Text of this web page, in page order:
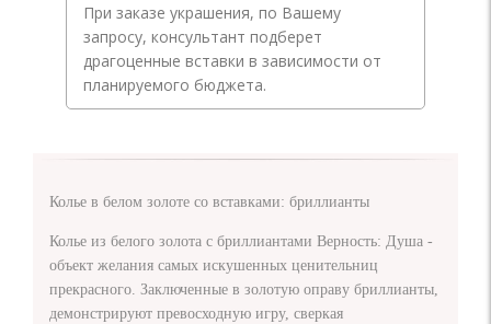
При заказе украшения, по Вашему
запросу, консультант подберет
драгоценные вставки в зависимости от
планируемого бюджета.
Колье в белом золоте со вставками: бриллианты
Колье из белого золота с бриллиантами Верность: Душа -
объект желания самых искушенных ценительниц
прекрасного. Заключенные в золотую оправу бриллианты,
демонстрируют превосходную игру, сверкая